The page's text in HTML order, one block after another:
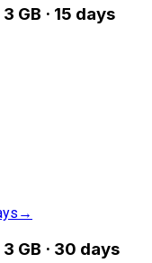
GB · 15 days
→
GB · 30 days